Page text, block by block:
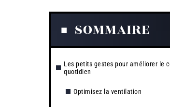
SOMMAIRE
Les petits gestes pour améliorer le
quotidien
Optimisez la ventilation